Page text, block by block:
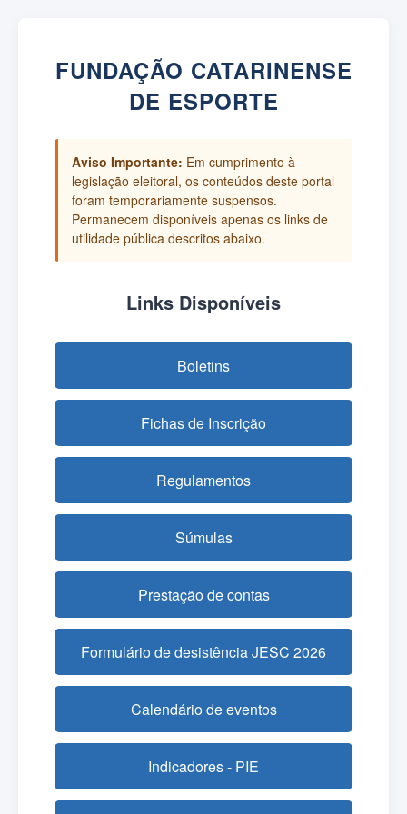
FUNDAÇÃO CATARINENSE
DE ESPORTE
Aviso Importante: Em cumprimento à
legislação eleitoral, os conteúdos deste portal
foram temporariamente suspensos.
Permanecem disponíveis apenas os links de
utilidade pública descritos abaixo.
Links Disponíveis
Boletins
Fichas de Inscrição
Regulamentos
Súmulas
Prestação de contas
Formulário de desistência JESC 2026
Calendário de eventos
Indicadores - PIE